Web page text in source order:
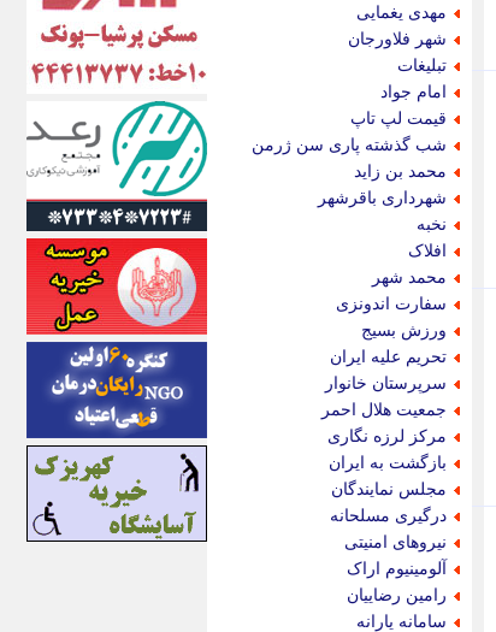
مهدی یغمایی
شهر فلاورجان
تبلیغات
امام جواد
قیمت لپ تاپ
شب گذشته پاری سن ژرمن
محمد بن زاید
شهرداری باقرشهر
نخبه
افلاک
محمد شهر
سفارت اندونزی
ورزش بسیج
تحریم علیه ایران
سرپرستان خانوار
جمعیت هلال احمر
مرکز لرزه نگاری
بازگشت به ایران
مجلس نمایندگان
درگیری مسلحانه
نیروهای امنیتی
آلومینیوم اراک
رامین رضاییان
سامانه یارانه
ایران آرت
ایران آنلاین
ایران زندگی
ایران فوری
ایرانی روز
ایرانیتال
ایرنا
ایسکانیوز
ایسنا
ایکنا
ایلنا
اینتیتر
ایونا نیوز
بازتاب آنلاین
باشگاه خبرنگاران
باغستان نیوز
بامبوک
ببین و بخون
بدینسان
بنکر